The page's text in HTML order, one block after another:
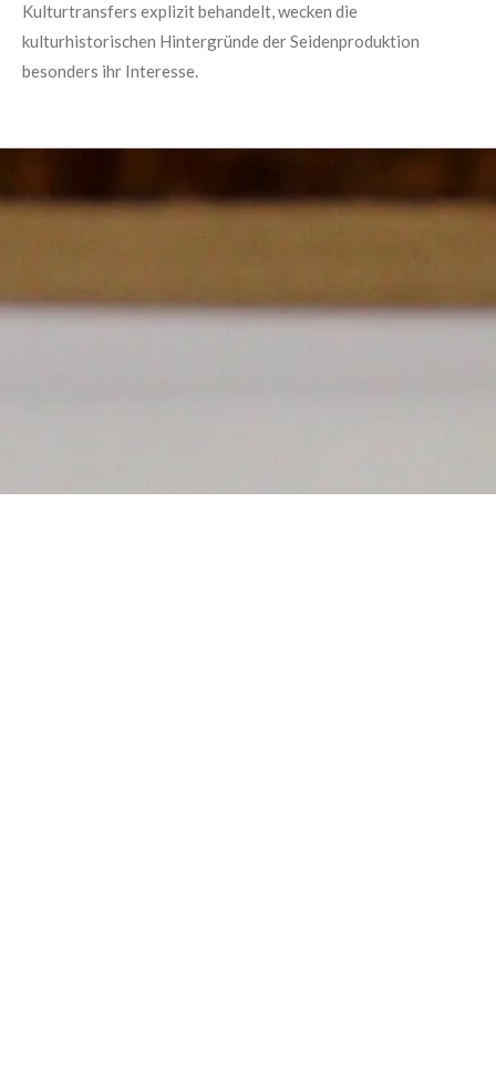
Kulturtransfers explizit behandelt, wecken die
kulturhistorischen Hintergründe der Seidenproduktion
besonders ihr Interesse.